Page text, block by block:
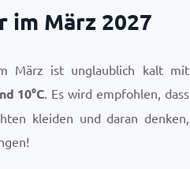
im März 2027
März ist unglaublich kalt mit
10°C. Es wird empfohlen, dass
kleiden und daran denken,